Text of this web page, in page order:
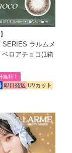
SERIES ラルムメ
ロアチョコ(1箱
即日発送 UVカット
無料！